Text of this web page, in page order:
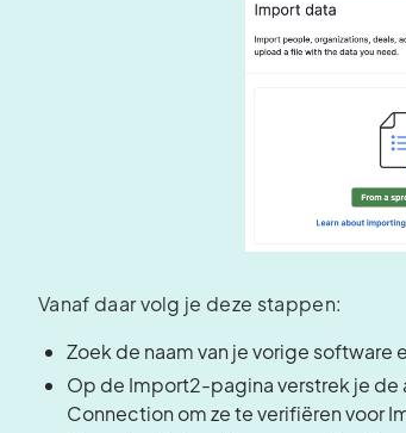
Vanaf daar volg je deze stappen:
Zoek de naam van je vorige software
Op de Import2-pagina verstrek je de
Connection om ze te verifiëren voor